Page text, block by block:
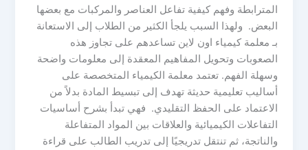
المترابطة وفهم كيفية تفاعل العناصر والمركبات مع بعضها
البعض. ولهذا السبب يلجأ الكثير من الطلاب إلى الاستعانة
بـ معلمة كيمياء اون لاين تساعدهم على تجاوز هذه
الصعوبات وتحويل المفاهيم المعقدة إلى معلومات واضحة
وسهلة الفهم. تعتمد معلمة الكيمياء المتخصصة على
أساليب تعليمية حديثة تهدف إلى تبسيط المادة بدلاً من
الاعتماد على الحفظ التقليدي. فهي تبدأ بشرح أساسيات
التفاعلات الكيميائية والعلاقات بين المواد المتفاعلة
والناتجة، ثم تنتقل تدريجيًا إلى تدريب الطالب على قراءة